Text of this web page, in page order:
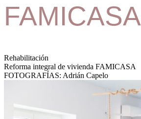
FAMICASA
Rehabilitación
Reforma integral de vivienda FAMICASA
FOTOGRAFÍAS: Adrián Capelo